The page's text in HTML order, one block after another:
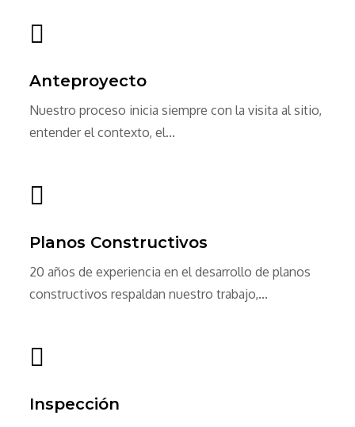
Anteproyecto
Nuestro proceso inicia siempre con la visita al sitio,
entender el contexto, el...
Planos Constructivos
20 años de experiencia en el desarrollo de planos
constructivos respaldan nuestro trabajo,...
Inspección